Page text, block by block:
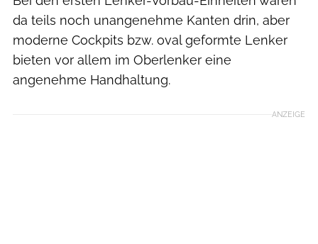
da teils noch unangenehme Kanten drin, aber
moderne Cockpits bzw. oval geformte Lenker
bieten vor allem im Oberlenker eine
angenehme Handhaltung.
ANZEIGE